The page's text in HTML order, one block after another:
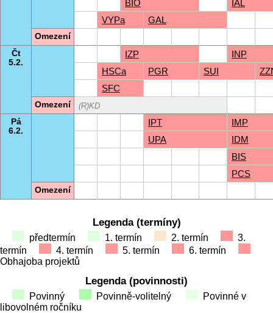
BIO
IAL
VYPa
GAL
Omezení
Čt
5.2.
IZP
INP
HSCa
PGR SUI
SFC
Omezení
(R)KD
Pá
6.2.
IPT
IMP
UPA
IDM
BIS
PCS
Omezení
Legenda (termíny)
předtermín 1. termín 2. termín
3.
termín
4. termín 5. termín
6. termín
Obhajoba projektů
Legenda (povinnosti)
Povinný Povinně-volitelný
Povinné v
libovolném ročníku